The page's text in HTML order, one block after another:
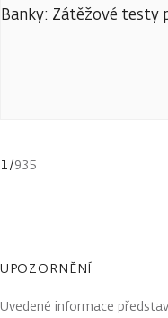
Banky: Zátěžové
1/935
UPOZORNĚNÍ
Uvedené informace